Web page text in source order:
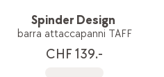
Spinder Design
barra attaccapanni TAFF
CHF 139.-